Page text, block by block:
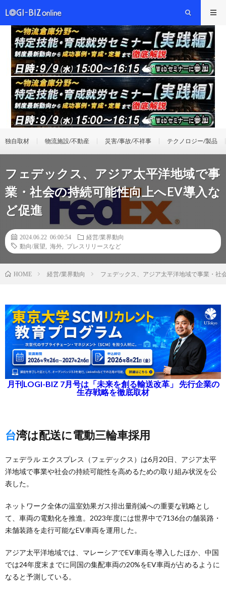
独自取材 物流施設/不動産 災害/事故/不祥事 テクノロジー/製品
フェデックス、アジア太平洋地域で事
業・社会の持続可能性向上へEV導入な
ど促進
2024.06.22 06:00:54
経営/業界動向
動向/展望
海外 プレスリリースなど
HOME 経営/業界動向 フェデックス、アジア太平洋地域で事業・社
月刊LOGI-BIZ 7月号は「未来を創る輸送改革」 先行企業の
生存戦略を徹底取材
台湾は配送に電動三輪車採用
フェデラル エクスプレス（フェデックス）は6月20日、アジア太平
洋地域で事業や社会の持続可能性を高めるための取り組み状況を公
表した。
ネットワーク全体の温室効果ガス排出量削減への重要な戦略とし
て、車両の電動化を推進。2023年度には世界中で7136台の舗装路・
未舗装路を走行可能なEV車両を運用した。
アジア太平洋地域では、マレーシアでEV車両を導入したほか、中国
では24年度末までに同国の集配車両の20%をEV車両が占めるように
なると予測している。